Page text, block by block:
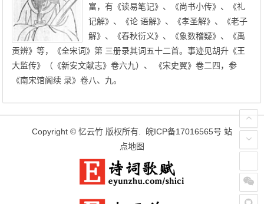
富，有《读易笔记》、《尚书小传》、《礼
记解》、《论 语解》、《孝圣解》、《老子
解》、《春秋衍义》、《象数稽疑》、《禹
贡辨》等，《全宋词》第 三册录其词五十二首。事迹见胡升《王
大监传》（《新安文献志》卷六九）、 《宋史翼》卷二四，参
《南宋馆阁续 录》卷八、九。
Copyright © 忆云竹 版权所有. 皖ICP备17016565号 站
点地图